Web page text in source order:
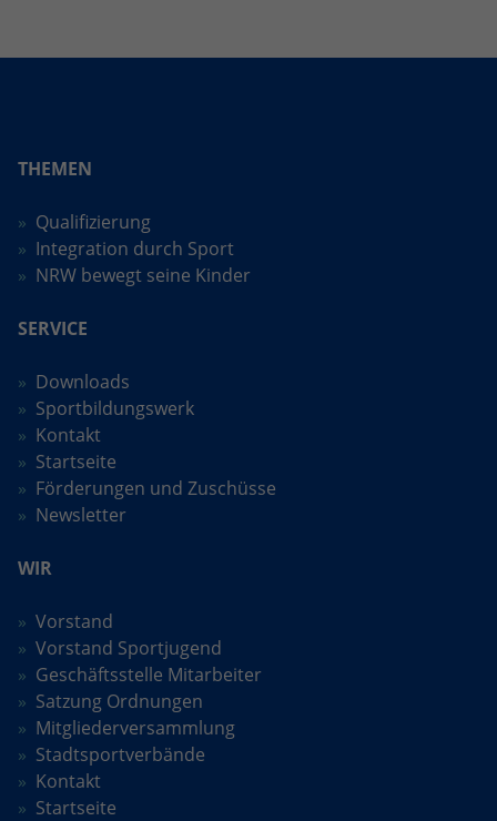
THEMEN
Qualifizierung
Integration durch Sport
NRW bewegt seine Kinder
SERVICE
Downloads
Sportbildungswerk
Kontakt
Startseite
Förderungen und Zuschüsse
Newsletter
WIR
Vorstand
Vorstand Sportjugend
Geschäftsstelle Mitarbeiter
Satzung Ordnungen
Mitgliederversammlung
Stadtsportverbände
Kontakt
Startseite